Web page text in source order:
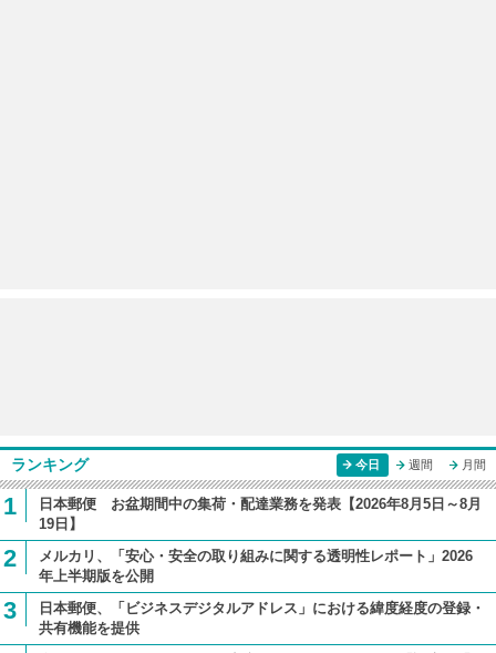
ランキング 今日 週間 月間
1
日本郵便 お盆期間中の集荷・配達業務を発表【2026年8月5日～8月
19日】
2
メルカリ、「安心・安全の取り組みに関する透明性レポート」2026
年上半期版を公開
3
日本郵便、「ビジネスデジタルアドレス」における緯度経度の登録・
共有機能を提供